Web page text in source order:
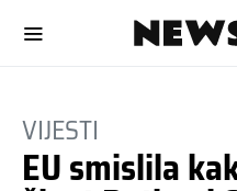
VIJESTI
EU smislila